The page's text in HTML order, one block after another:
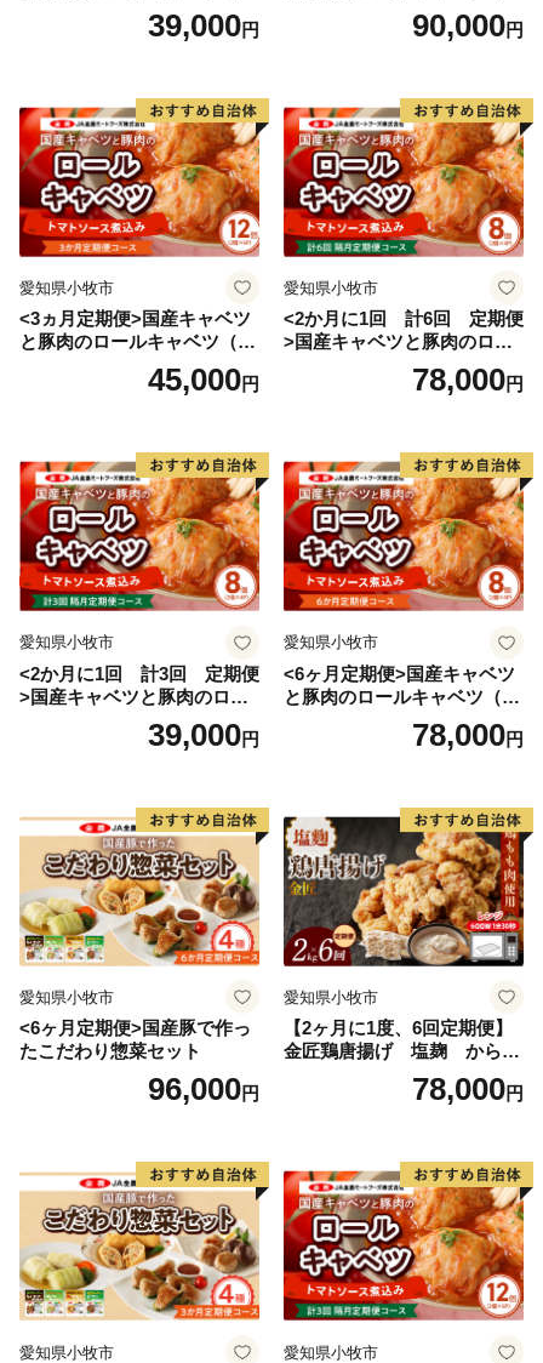
39,000円 90,000円
愛知県小牧市
<3ヵ月定期便>国産キャベツ
と豚肉のロールキャベツ（6P
45,000円
愛知県小牧市
<2か月に1回 計6回 定期便
>国産キャベツと豚肉のロー
ルキャベツ（4P入り）
78,000円
愛知県小牧市
<2か月に1回 計3回 定期便
>国産キャベツと豚肉のロー
ルキャベツ（4P入り）
39,000円
愛知県小牧市
<6ヶ月定期便>国産キャベツ
と豚肉のロールキャベツ（4P
78,000円
愛知県小牧市
<6ヶ月定期便>国産豚で作っ
たこだわり惣菜セット
96,000円
愛知県小牧市
【2ヶ月に1度、6回定期便】
金匠鶏唐揚げ 塩麹 からあ
78,000円
愛知県小牧市 愛知県小牧市